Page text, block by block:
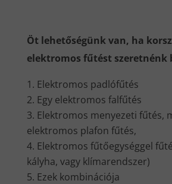
Öt lehetőségünk van, ha
elektromos fűtést szeretnénk
Elektromos padlófűtés
Egy elektromos falfűtés
Elektromos menyezeti fűtés,
elektromos plafon fűtés,
Elektromos fűtőegységgel
kályha, vagy klímarendszer)
Ezek kombinációja